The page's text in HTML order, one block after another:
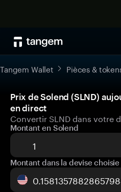
Tangem Wallet Pièces &
Prix de Solend (SLND)
en direct
Convertir SLND dans votre
Montant en Solend
Montant dans la devise choisie